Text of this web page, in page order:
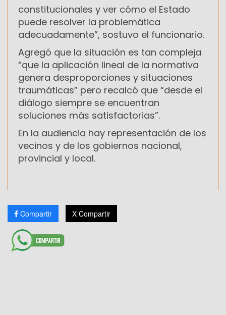
constitucionales y ver cómo el Estado
puede resolver la problemática
adecuadamente”, sostuvo el funcionario.
Agregó que la situación es tan compleja
“que la aplicación lineal de la normativa
genera desproporciones y situaciones
traumáticas” pero recalcó que “desde el
diálogo siempre se encuentran
soluciones más satisfactorias”.
En la audiencia hay representación de los
vecinos y de los gobiernos nacional,
provincial y local.
Compartir X Compartir